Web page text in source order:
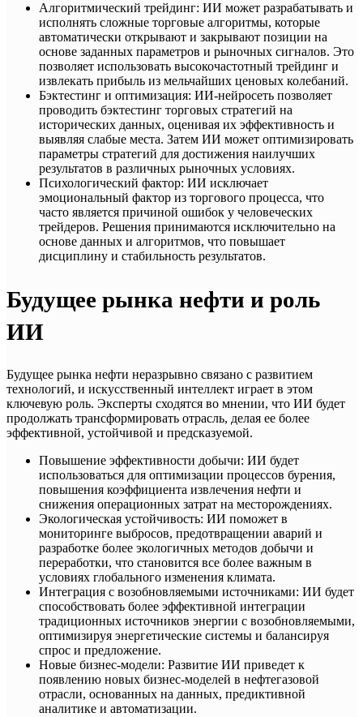
Алгоритмический трейдинг: ИИ может разрабатывать и
исполнять сложные торговые алгоритмы, которые
автоматически открывают и закрывают позиции на
основе заданных параметров и рыночных сигналов. Это
позволяет использовать высокочастотный трейдинг и
извлекать прибыль из мельчайших ценовых колебаний.
Бэктестинг и оптимизация: ИИ-нейросеть позволяет
проводить бэктестинг торговых стратегий на
исторических данных, оценивая их эффективность и
выявляя слабые места. Затем ИИ может оптимизировать
параметры стратегий для достижения наилучших
результатов в различных рыночных условиях.
Психологический фактор: ИИ исключает
эмоциональный фактор из торгового процесса, что
часто является причиной ошибок у человеческих
трейдеров. Решения принимаются исключительно на
основе данных и алгоритмов, что повышает
дисциплину и стабильность результатов.
Будущее рынка нефти и роль
ИИ
Будущее рынка нефти неразрывно связано с развитием
технологий, и искусственный интеллект играет в этом
ключевую роль. Эксперты сходятся во мнении, что ИИ будет
продолжать трансформировать отрасль, делая ее более
эффективной, устойчивой и предсказуемой.
Повышение эффективности добычи: ИИ будет
использоваться для оптимизации процессов бурения,
повышения коэффициента извлечения нефти и
снижения операционных затрат на месторождениях.
Экологическая устойчивость: ИИ поможет в
мониторинге выбросов, предотвращении аварий и
разработке более экологичных методов добычи и
переработки, что становится все более важным в
условиях глобального изменения климата.
Интеграция с возобновляемыми источниками: ИИ будет
способствовать более эффективной интеграции
традиционных источников энергии с возобновляемыми,
оптимизируя энергетические системы и балансируя
спрос и предложение.
Новые бизнес-модели: Развитие ИИ приведет к
появлению новых бизнес-моделей в нефтегазовой
отрасли, основанных на данных, предиктивной
аналитике и автоматизации.